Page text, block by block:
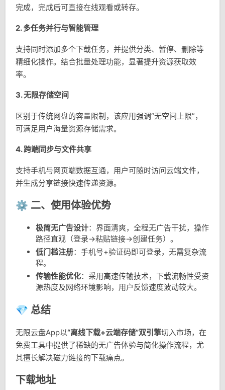
完成，完成后可直接在线观看或转存。
2.多任务并行与智能管理
支持同时添加多个下载任务，并提供分类、暂停、删除等
精细化操作。结合批量处理功能，显著提升资源获取效
率。
3.无限存储空间
区别于传统网盘的容量限制，该应用强调“无空间上限”，
可满足用户海量资源存储需求。
4.跨端同步与文件共享
支持手机与网页端数据互通，用户可随时访问云端文件，
并生成分享链接快速传递资源。
⚙️ 二、使用体验优势
极简无广告设计：界面清爽，全程无广告干扰，操作
路径直观（登录→粘贴链接→创建任务）。
低门槛注册：手机号+验证码即可登录，无需复杂流
程。
传输性能优化：采用高速传输技术，下载流畅性受资
源热度及网络环境影响，用户反馈速度波动较大。
💎 总结
无限云盘App以“离线下载+云端存储”双引擎切入市场，在
免费工具中提供了稀缺的无广告体验与简化操作流程，尤
其擅长解决磁力链接的下载痛点。
下载地址